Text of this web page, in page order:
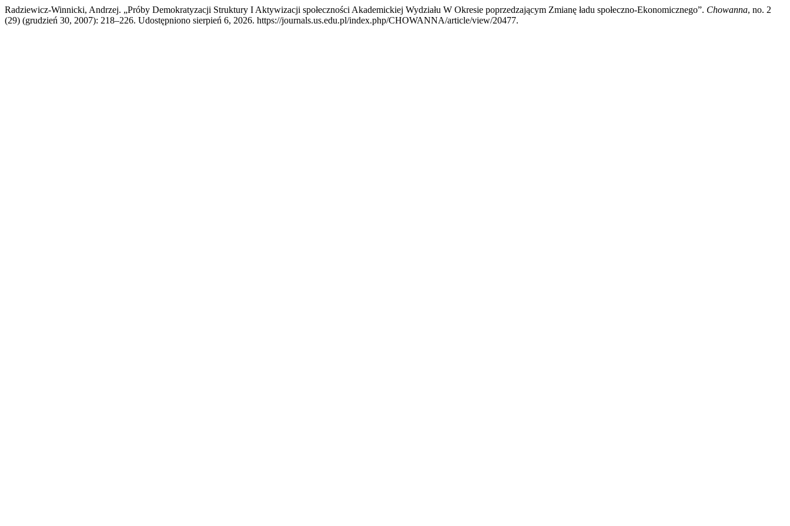
Radziewicz-Winnicki, Andrzej. „Próby Demokratyzacji Struktury I Aktywizacji społeczności Akademickiej Wydziału W Okresie poprzedzającym Zmianę ładu społeczno-Ekonomicznego”. Chowanna, no. 2
(29) (grudzień 30, 2007): 218–226. Udostępniono sierpień 6, 2026. https://journals.us.edu.pl/index.php/CHOWANNA/article/view/20477.